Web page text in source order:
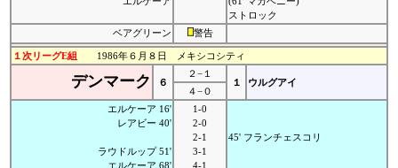
ストロック
ベアグリーン
警告
１次リーグE組 1986年６月８日 メキシコシティ
デンマーク ６
２−１
１
ウルグアイ
４−０
エルケーア 16'
レアビー 40'
ラウドルップ 51'
エルケーア 68'
1-0
2-0
2-1
3-1
4-1
45' フランチェスコリ